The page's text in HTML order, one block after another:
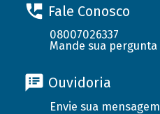
Fale Conosco
08007026337
Mande sua pergunta
Ouvidoria
Envie sua mensagem